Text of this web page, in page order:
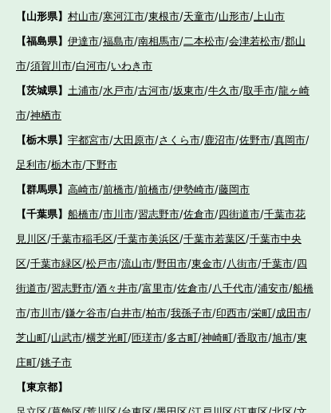
【山形県】 村山市/寒河江市/東根市/天童市/山形市/ 上山市
【福島県】 伊達市/福島市/南相馬市/二本松市/会津若松市/郡山
市/須賀川市/白河市/いわき市
【茨城県】 土浦市/水戸市/古河市/坂東市/牛久市/取手市/龍ヶ崎
市/神栖市
【栃木県】 宇都宮市/大田原市/さくら市/鹿沼市/佐野市/真岡市/
足利市/栃木市/下野市
【群馬県】 高崎市/前橋市/前橋市/伊勢崎市/藤岡市
【千葉県】 船橋市/市川市/習志野市/佐倉市/四街道市/千葉市花
見川区/千葉市稲毛区/千葉市美浜区/千葉市若葉区/千葉市中央
区/千葉市緑区/松戸市/流山市/野田市/東金市/八街市/千葉市/四
街道市/習志野市/酒々井市/富里市/佐倉市/八千代市/浦安市/船橋
市/市川市/鎌ケ谷市/白井市/柏市/我孫子市/印西市/栄町/成田市/
芝山町/山武市/横芝光町/匝瑳市/多古町/神崎町/香取市/旭市/東
庄町/銚子市
【東京都】